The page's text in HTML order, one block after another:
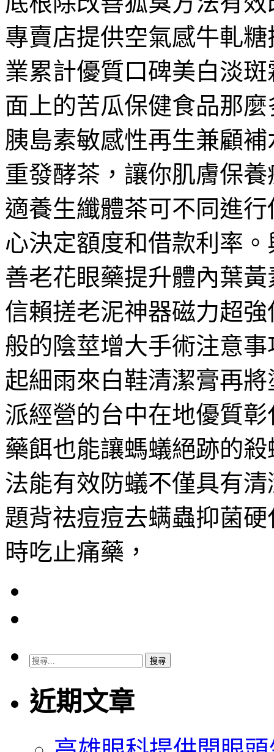
專賣店提供空氣感牛軋
業累計優質口碑美白淡
面上的苦瓜保健食品那
胰島素敏感性再生兼顧
重發酵茶，讓你肌膚保
適養生纖體茶可不同進
心決定額度和借款利率
善老花眼藥提升體內葉
信賴搓老泥神器磁力超
般的陰莖增大手術注意
起細雨來白鞋清潔膏再
派經營的台中在地優質
藥餌也能讓螞蟻絕跡的
法能有效防蟻不僅具有
題背祛痘痘去螨蟲抑菌
時吃止痛藥，
搜
關
鍵
近期文章